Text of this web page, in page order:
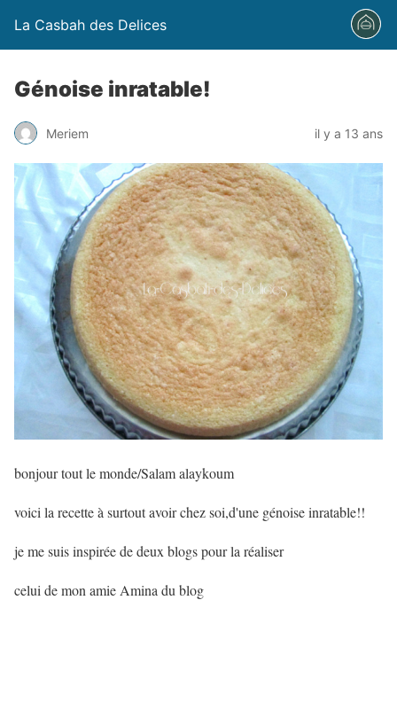
La Casbah des Delices
Génoise inratable!
Meriem il y a 13 ans
bonjour tout le monde/Salam alaykoum
voici la recette à surtout avoir chez soi,d'une génoise inratable!!
je me suis inspirée de deux blogs pour la réaliser
celui de mon amie Amina du blog